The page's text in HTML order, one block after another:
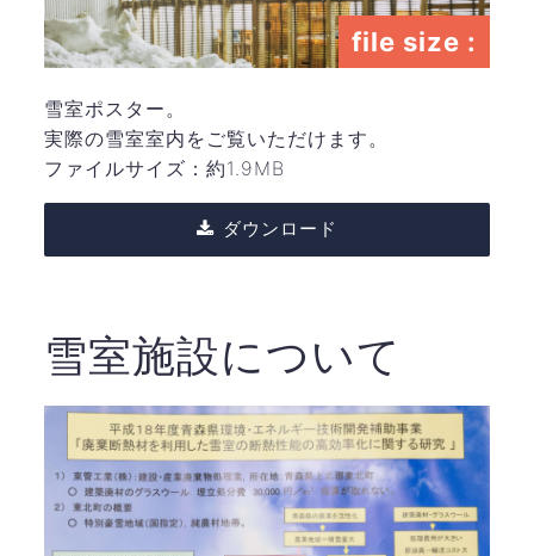
file size :
雪室ポスター。
実際の雪室室内をご覧いただけます。
ファイルサイズ：約1.9MB
ダウンロード
雪室施設について